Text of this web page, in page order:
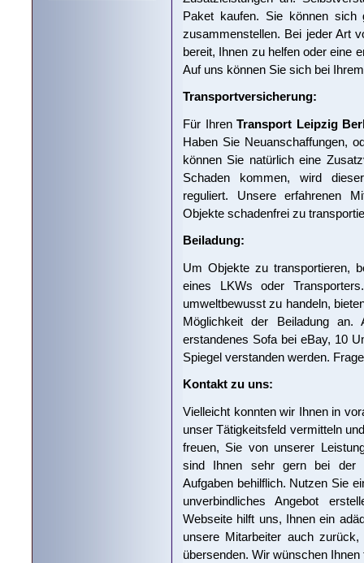
Paket kaufen. Sie können sich
zusammenstellen. Bei jeder Art
bereit, Ihnen zu helfen oder eine
Auf uns können Sie sich bei
Transportversicherung:
Für Ihren Transport Leipzig
Haben Sie Neuanschaffungen,
können Sie natürlich eine
Schaden kommen, wird
reguliert. Unsere erfahrenen
Objekte schadenfrei zu
Beiladung:
Um Objekte zu transportieren,
eines LKWs oder
umweltbewusst zu handeln,
Möglichkeit der Beiladung
erstandenes Sofa bei eBay, 10
Spiegel verstanden werden.
Kontakt zu uns:
Vielleicht konnten wir Ihnen in
unser Tätigkeitsfeld vermitteln
freuen, Sie von unserer
sind Ihnen sehr gern bei der
Aufgaben behilflich. Nutzen Sie
unverbindliches Angebot
Webseite hilft uns, Ihnen ein
unsere Mitarbeiter auch
übersenden. Wir wünschen